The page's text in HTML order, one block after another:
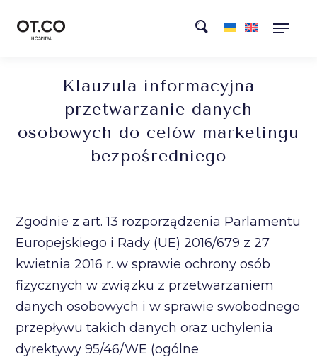
Klauzula informacyjna
przetwarzanie danych
osobowych do celów marketingu
bezpośredniego
Zgodnie z art. 13 rozporządzenia Parlamentu
Europejskiego i Rady (UE) 2016/679 z 27
kwietnia 2016 r. w sprawie ochrony osób
fizycznych w związku z przetwarzaniem
danych osobowych i w sprawie swobodnego
przepływu takich danych oraz uchylenia
dyrektywy 95/46/WE (ogólne